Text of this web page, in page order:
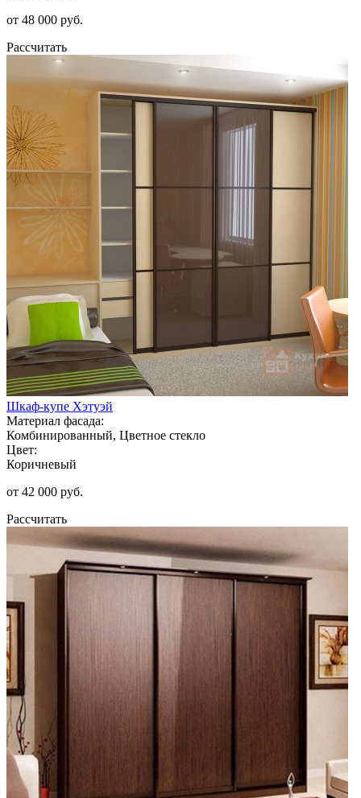
от 48 000 руб.
Рассчитать
Шкаф-купе Хэтуэй
Материал фасада:
Комбинированный, Цветное стекло
Цвет:
Коричневый
от 42 000 руб.
Рассчитать